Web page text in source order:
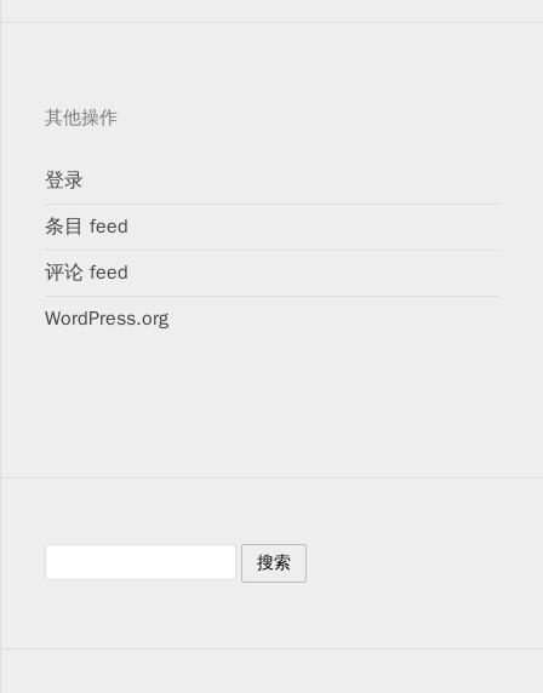
其他操作
登录
条目 feed
评论 feed
WordPress.org